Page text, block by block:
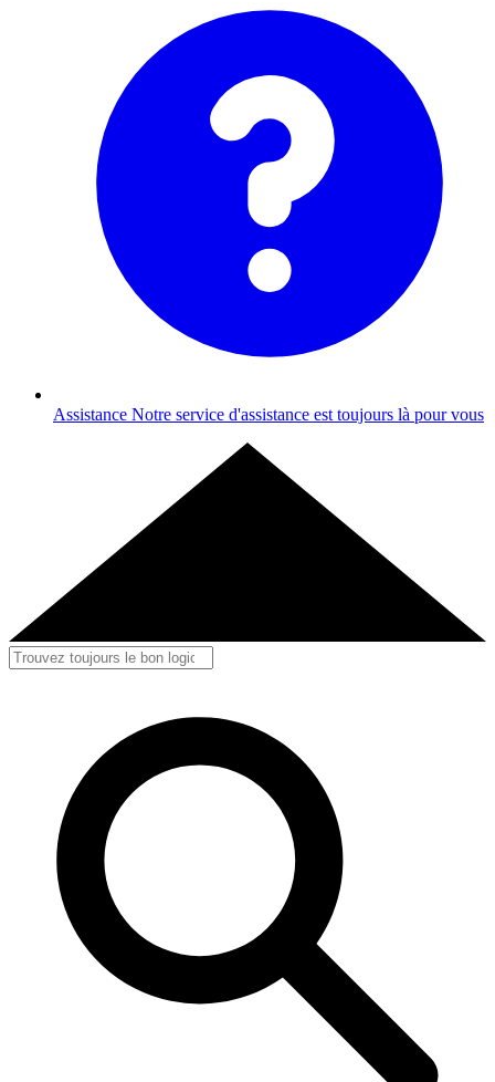
Assistance Notre service d'assistance est toujours là pour vous